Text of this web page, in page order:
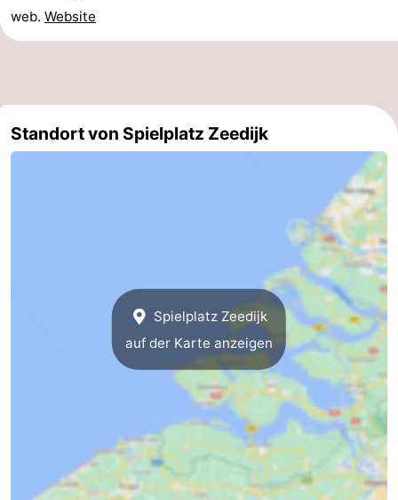
trinken
Ringstechen
Route
Brouwershaven
web. Website
Standort von Spielplatz Zeedijk
Spielplatz Zeedijk
auf der Karte anzeigen